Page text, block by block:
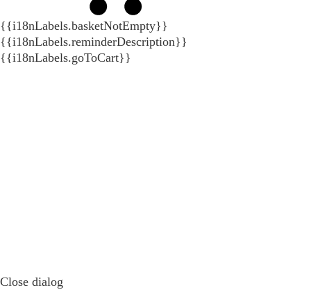
{{i18nLabels.basketNotEmpty}}
{{i18nLabels.reminderDescription}}
{{i18nLabels.goToCart}}
Close dialog